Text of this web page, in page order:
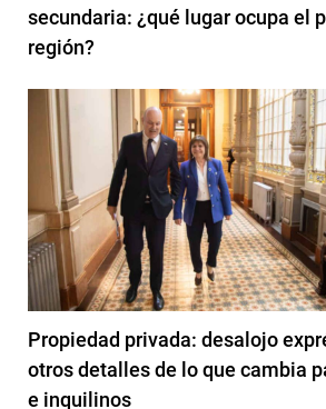
secundaria: ¿qué lugar ocupa el
región?
Propiedad privada: desalojo
otros detalles de lo que cambia
e inquilinos